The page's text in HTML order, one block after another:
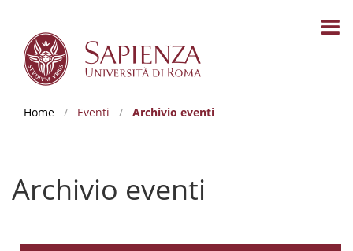
Home / Eventi / Archivio eventi
Archivio eventi